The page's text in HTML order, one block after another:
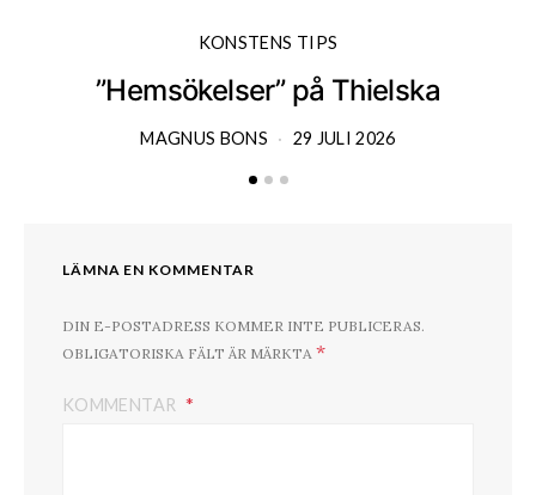
KONSTENS TIPS
”Hemsökelser” på Thielska
MAGNUS BONS 29 JULI 2026
LÄMNA EN KOMMENTAR
DIN E-POSTADRESS KOMMER INTE PUBLICERAS.
OBLIGATORISKA FÄLT ÄR MÄRKTA *
KOMMENTAR